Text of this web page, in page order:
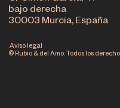
bajo derecha
30003 Murcia, España
© Rubio & del Amo. Todos los
Aviso legal